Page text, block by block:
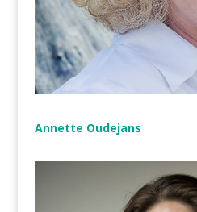
Annette Oudejans